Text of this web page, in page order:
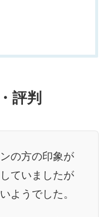
評判
の方の印象が
ていましたが
ようでした。